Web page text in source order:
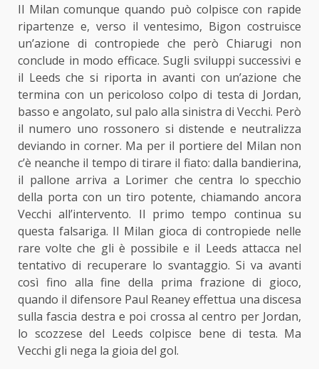
Il Milan comunque quando può colpisce con rapide
ripartenze e, verso il ventesimo, Bigon costruisce
un’azione di contropiede che però Chiarugi non
conclude in modo efficace. Sugli sviluppi successivi e
il Leeds che si riporta in avanti con un’azione che
termina con un pericoloso colpo di testa di Jordan,
basso e angolato, sul palo alla sinistra di Vecchi. Però
il numero uno rossonero si distende e neutralizza
deviando in corner. Ma per il portiere del Milan non
c’è neanche il tempo di tirare il fiato: dalla bandierina,
il pallone arriva a Lorimer che centra lo specchio
della porta con un tiro potente, chiamando ancora
Vecchi all’intervento. Il primo tempo continua su
questa falsariga. Il Milan gioca di contropiede nelle
rare volte che gli è possibile e il Leeds attacca nel
tentativo di recuperare lo svantaggio. Si va avanti
così fino alla fine della prima frazione di gioco,
quando il difensore Paul Reaney effettua una discesa
sulla fascia destra e poi crossa al centro per Jordan,
lo scozzese del Leeds colpisce bene di testa. Ma
Vecchi gli nega la gioia del gol.